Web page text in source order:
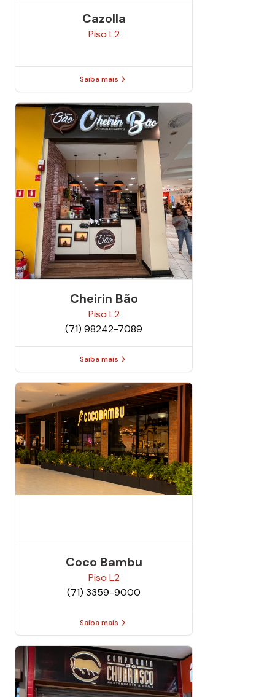
Cazolla
Piso L2
Saiba mais
Cheirin Bão
Piso L2
(71) 98242-7089
Saiba mais
Coco Bambu
Piso L2
(71) 3359-9000
Saiba mais